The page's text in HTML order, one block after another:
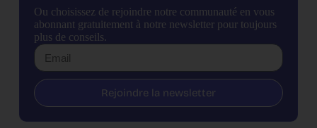
Ou choisissez de rejoindre notre communauté en vous
abonnant gratuitement à notre newsletter pour toujours
plus de conseils.
Rejoindre la newsletter